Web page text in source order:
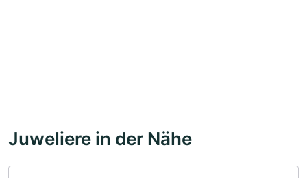
Juweliere in der Nähe